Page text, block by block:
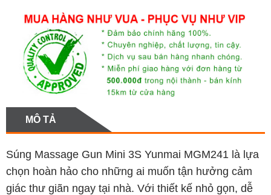
MÔ TẢ
Súng Massage Gun Mini 3S Yunmai MGM241 là lựa
chọn hoàn hảo cho những ai muốn tận hưởng cảm
giác thư giãn ngay tại nhà. Với thiết kế nhỏ gọn, dễ